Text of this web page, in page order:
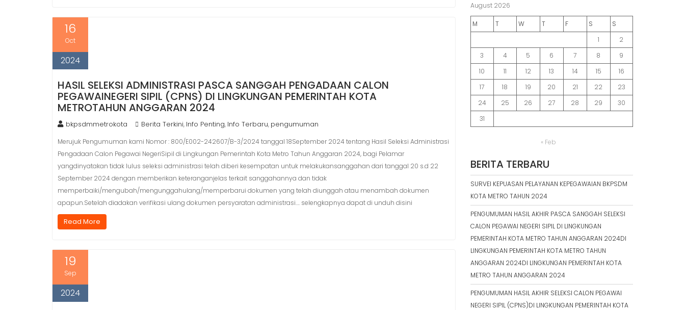
16
Oct
2024
HASIL SELEKSI ADMINISTRASI PASCA SANGGAH PENGADAAN CALON
PEGAWAINEGERI SIPIL (CPNS) DI LINGKUNGAN PEMERINTAH KOTA
METROTAHUN ANGGARAN 2024
bkpsdmmetrokota Berita Terkini, Info Penting, Info Terbaru, pengumuman
Merujuk Pengumuman kami Nomor : 800/E002-242607/B-3/2024 tanggal 18September 2024 tentang Hasil Seleksi Administrasi
Pengadaan Calon Pegawai NegeriSipil di Lingkungan Pemerintah Kota Metro Tahun Anggaran 2024, bagi Pelamar
yangdinyatakan tidak lulus seleksi administrasi telah diberi kesempatan untuk melakukansanggahan dari tanggal 20 s.d 22
September 2024 dengan memberikan keteranganjelas terkait sanggahannya dan tidak
memperbaiki/mengubah/mengunggahulang/memperbarui dokumen yang telah diunggah atau menambah dokumen
apapun.Setelah diadakan verifikasi ulang dokumen persyaratan administrasi…. selengkapnya dapat di unduh disini
Read More
19
Sep
2024
August 2026
M T W T F S
S
1
2
3
4 5 6 7 8
9
10
11 12 13 14 15
16
17
18 19 20 21 22
23
24
25 26 27 28 29
30
31
« Feb
BERITA TERBARU
SURVEI KEPUASAN PELAYANAN KEPEGAWAIAN BKPSDM
KOTA METRO TAHUN 2024
PENGUMUMAN HASIL AKHIR PASCA SANGGAH SELEKSI
CALON PEGAWAI NEGERI SIPIL DI LINGKUNGAN
PEMERINTAH KOTA METRO TAHUN ANGGARAN 2024DI
LINGKUNGAN PEMERINTAH KOTA METRO TAHUN
ANGGARAN 2024DI LINGKUNGAN PEMERINTAH KOTA
METRO TAHUN ANGGARAN 2024
PENGUMUMAN HASIL AKHIR SELEKSI CALON PEGAWAI
NEGERI SIPIL (CPNS)DI LINGKUNGAN PEMERINTAH KOTA